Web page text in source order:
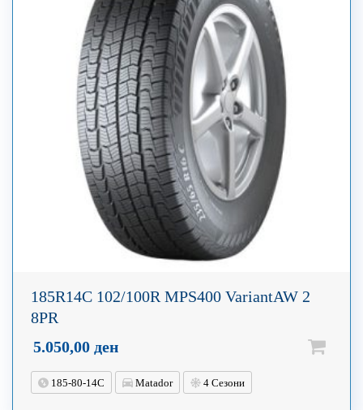
185R14C 102/100R MPS400 VariantAW 2
8PR
5.050,00 ден
185-80-14C Matador 4 Сезони